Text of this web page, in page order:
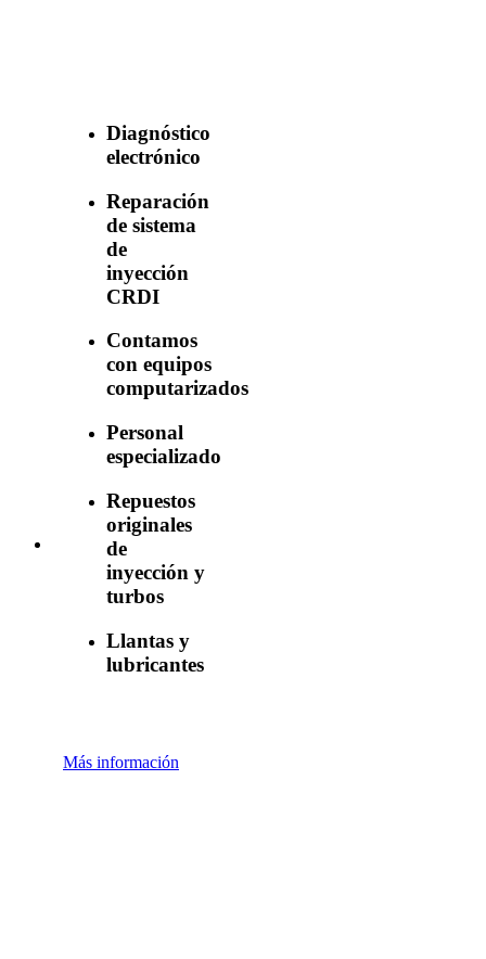
Diagnóstico
electrónico
Reparación
de sistema
de
inyección
CRDI
Contamos
con equipos
computarizados
Personal
especializado
Repuestos
originales
de
inyección y
turbos
Llantas y
lubricantes
Más información